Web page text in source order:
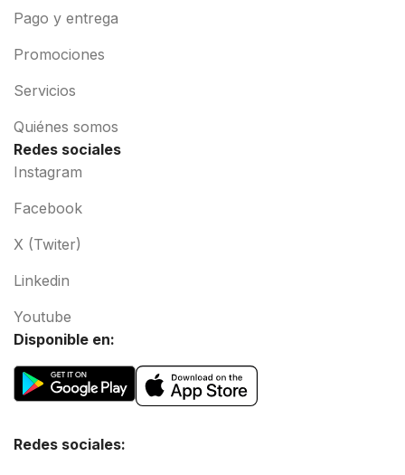
Pago y entrega
Promociones
Servicios
Quiénes somos
Redes sociales
Instagram
Facebook
X (Twiter)
Linkedin
Youtube
Disponible en:
Redes sociales: